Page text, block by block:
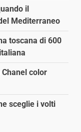
il
Mediterraneo
toscana di 600
color
sceglie i volti